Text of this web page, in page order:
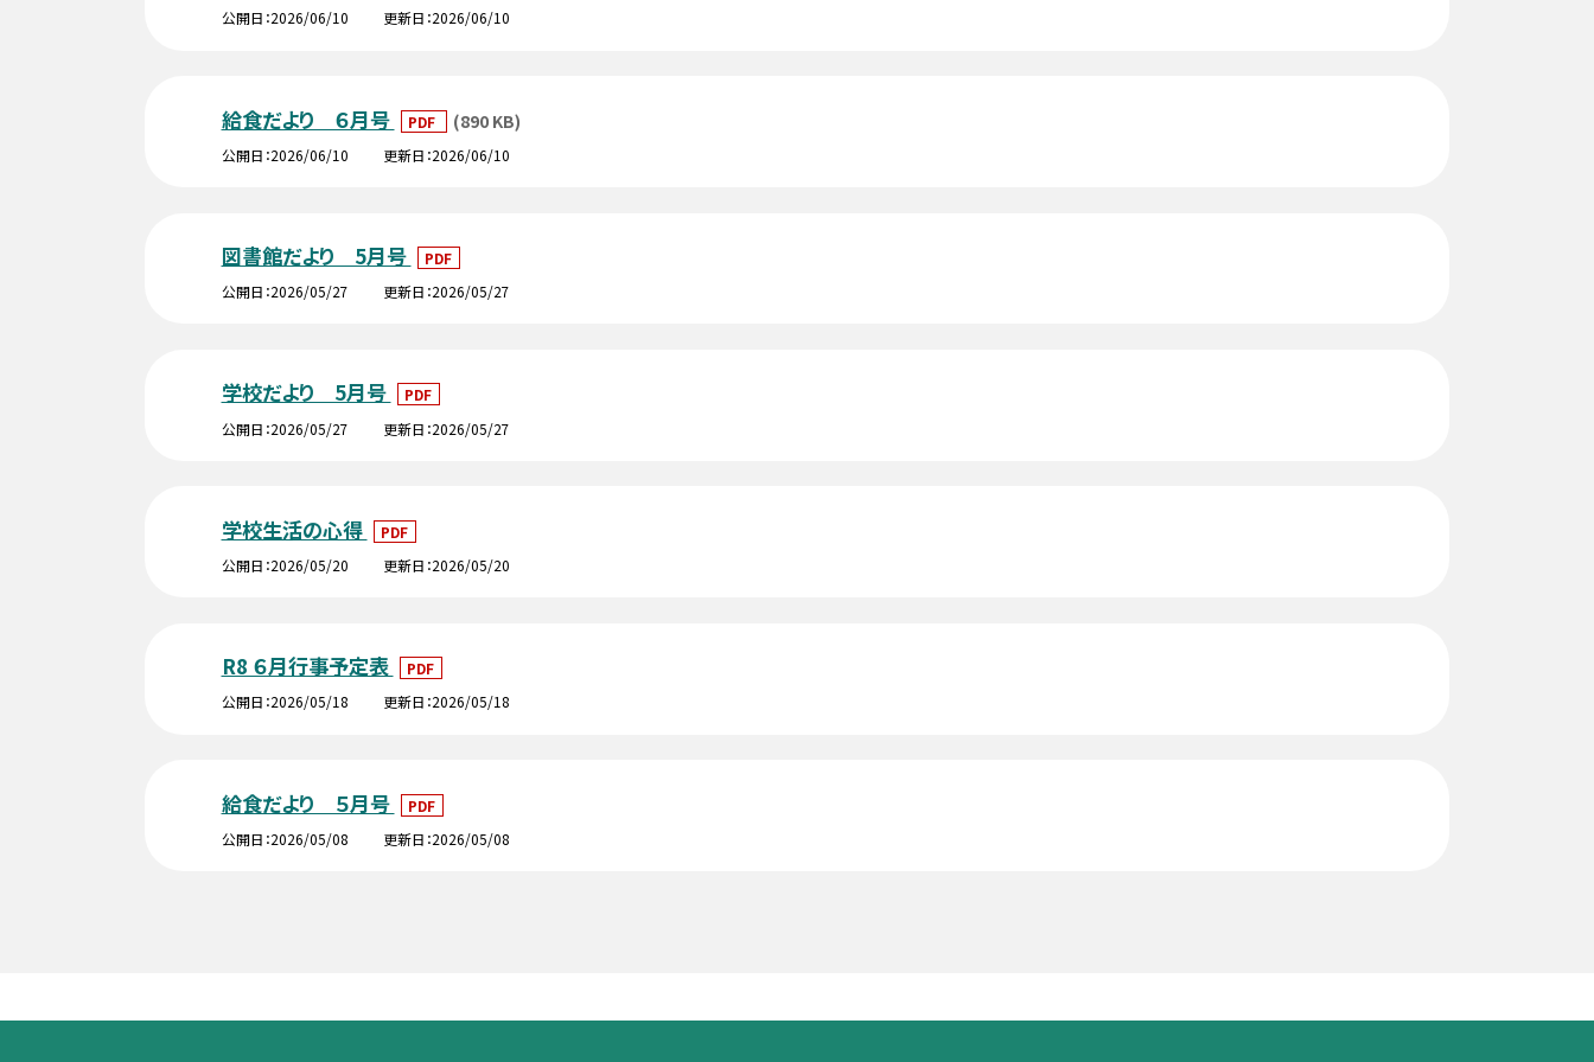
公開日 2026/06/10 更新日 2026/06/10
給食だより ６月号 PDF (890 KB)
公開日 2026/06/10 更新日 2026/06/10
図書館だより 5月号
PDF
公開日 2026/05/27 更新日 2026/05/27
学校だより 5月号
PDF
公開日 2026/05/27 更新日 2026/05/27
学校生活の心得
PDF
公開日 2026/05/20 更新日 2026/05/20
R8 ６月行事予定表
PDF
公開日 2026/05/18 更新日 2026/05/18
給食だより ５月号
PDF
公開日 2026/05/08 更新日 2026/05/08